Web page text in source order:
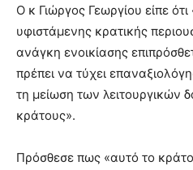
Ο κ Γιώργος Γεωργίου είπε ότι
υφιστάμενης κρατικής
ανάγκη ενοικίασης
πρέπει να τύχει
τη μείωση των λειτουργικών
κράτους».
Πρόσθεσε πως «αυτό το